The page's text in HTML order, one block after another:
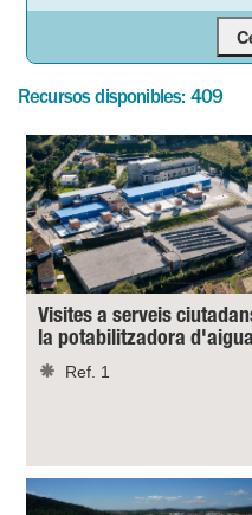
Recursos disponibles: 409
Visites a serveis
la potabilitzadora
Ref. 1